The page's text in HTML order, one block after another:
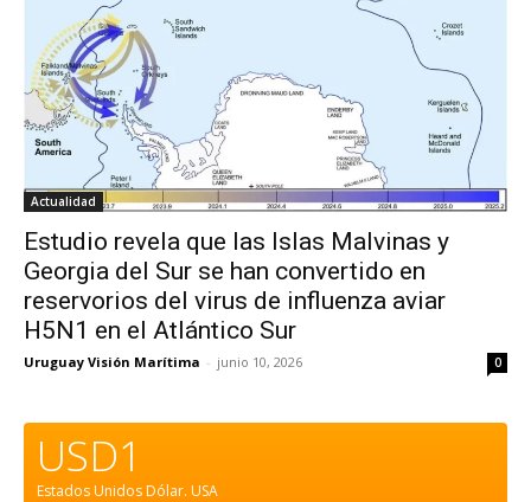
Actualidad
Estudio revela que las Islas Malvinas y
Georgia del Sur se han convertido en
reservorios del virus de influenza aviar
H5N1 en el Atlántico Sur
Uruguay Visión Marítima - junio 10, 2026 0
USD1
Estados Unidos Dólar. USA